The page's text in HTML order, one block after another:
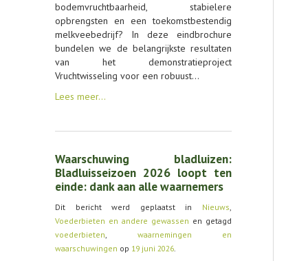
bodemvruchtbaarheid, stabielere
opbrengsten en een toekomstbestendig
melkveebedrijf? In deze eindbrochure
bundelen we de belangrijkste resultaten
van het demonstratieproject
Vruchtwisseling voor een robuust…
Lees meer…
Waarschuwing bladluizen:
Bladluisseizoen 2026 loopt ten
einde: dank aan alle waarnemers
Dit bericht werd geplaatst in Nieuws,
Voederbieten en andere gewassen en getagd
voederbieten, waarnemingen en
waarschuwingen op 19 juni 2026.